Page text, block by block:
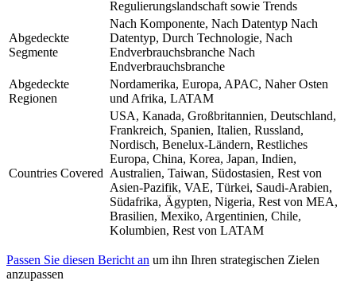
Regulierungslandschaft sowie Trends
Abgedeckte
Segmente
Nach Komponente, Nach Datentyp Nach
Datentyp, Durch Technologie, Nach
Endverbrauchsbranche Nach
Endverbrauchsbranche
Abgedeckte
Regionen
Nordamerika, Europa, APAC, Naher Osten
und Afrika, LATAM
Countries Covered
USA, Kanada, Großbritannien, Deutschland,
Frankreich, Spanien, Italien, Russland,
Nordisch, Benelux-Ländern, Restliches
Europa, China, Korea, Japan, Indien,
Australien, Taiwan, Südostasien, Rest von
Asien-Pazifik, VAE, Türkei, Saudi-Arabien,
Südafrika, Ägypten, Nigeria, Rest von MEA,
Brasilien, Mexiko, Argentinien, Chile,
Kolumbien, Rest von LATAM
Passen Sie diesen Bericht an um ihn Ihren strategischen Zielen
anzupassen